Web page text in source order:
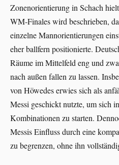
Zonenorientierung in Schach
WM‑Finales wird beschrieben,
einzelne Mannorientierungen
eher ballfern positionierte.
Räume im Mittelfeld eng und
nach außen fallen zu lassen.
von Höwedes erwies sich als
Messi geschickt nutzte, um sich
Kombinationen zu starten.
Messis Einfluss durch eine
zu begrenzen, ohne ihn